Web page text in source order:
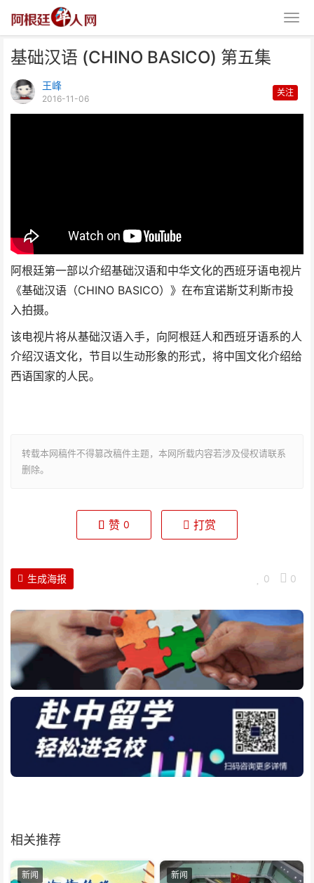
基础汉语 (CHINO BASICO) 第五集
王峰
2016-11-06
关注
阿根廷第一部以介绍基础汉语和中华文化的西班牙语电视片
《基础汉语（CHINO BASICO）》在布宜诺斯艾利斯市投
入拍摄。
该电视片将从基础汉语入手，向阿根廷人和西班牙语系的人
介绍汉语文化，节目以生动形象的形式，将中国文化介绍给
西语国家的人民。
转载本网稿件不得篡改稿件主题，本网所载内容若涉及侵权请联系
删除。
赞 0 打赏
0 0
生成海报
相关推荐
新闻 新闻